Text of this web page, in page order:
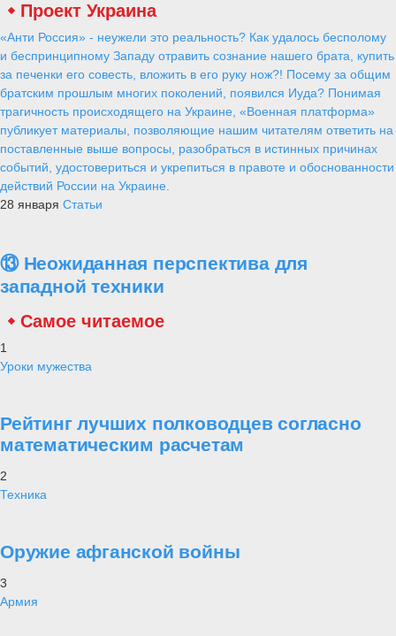
Проект Украина
«Анти Россия» - неужели это реальность? Как удалось бесполому
и беспринципному Западу отравить сознание нашего брата, купить
за печенки его совесть, вложить в его руку нож?! Посему за общим
братским прошлым многих поколений, появился Иуда? Понимая
трагичность происходящего на Украине, «Военная платформа»
публикует материалы, позволяющие нашим читателям ответить на
поставленные выше вопросы, разобраться в истинных причинах
событий, удостовериться и укрепиться в правоте и обоснованности
действий России на Украине.
28 января Статьи
⑬ Неожиданная перспектива для
западной техники
Самое читаемое
1
Уроки мужества
Рейтинг лучших полководцев согласно
математическим расчетам
2
Техника
Оружие афганской войны
3
Армия